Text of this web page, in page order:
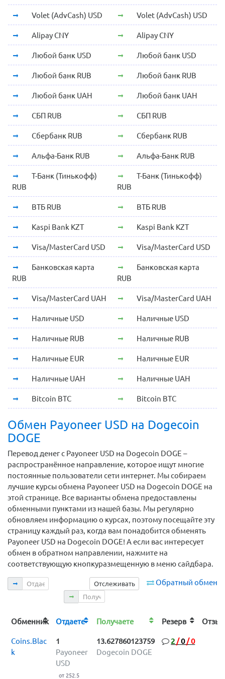
Volet (AdvCash) USD Volet (AdvCash) USD
Alipay CNY Alipay CNY
Любой банк USD Любой банк USD
Любой банк RUB Любой банк RUB
Любой банк UAH Любой банк UAH
СБП RUB СБП RUB
Сбербанк RUB Сбербанк RUB
Альфа-Банк RUB Альфа-Банк RUB
Т-Банк (Тинькофф)
RUB
Т-Банк (Тинькофф)
RUB
ВТБ RUB ВТБ RUB
Kaspi Bank KZT Kaspi Bank KZT
Visa/MasterCard USD Visa/MasterCard USD
Банковская карта
RUB
Банковская карта
RUB
Visa/MasterCard UAH Visa/MasterCard UAH
Наличные USD Наличные USD
Наличные RUB Наличные RUB
Наличные EUR Наличные EUR
Наличные UAH Наличные UAH
Bitcoin BTC Bitcoin BTC
Обмен Payoneer USD на Dogecoin
DOGE
Перевод денег с Payoneer USD на Dogecoin DOGE –
распространённое направление, которое ищут многие
постоянные пользователи сети интернет. Мы собираем
лучшие курсы обмена Payoneer USD на Dogecoin DOGE на
этой странице. Все варианты обмена предоставлены
обменными пунктами из нашей базы. Мы регулярно
обновляем информацию о курсах, поэтому посещайте эту
страницу каждый раз, когда вам понадобится обменять
Payoneer USD на Dogecoin DOGE! А если вас интересует
обмен в обратном направлении, нажмите на
соответствующую кнопкуразмещенную в меню сайдбара.
Обратный обмен
Отслеживать
Отдаете
Получаете
Обменник Отдаете Получаете Резерв
Coins.Blac
k
1
Payoneer
USD
от 252.5
13.627860123759
Dogecoin DOGE
2 /0/0